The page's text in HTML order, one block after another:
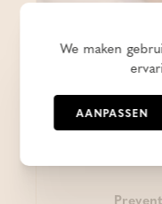
We maken
AANPASSEN